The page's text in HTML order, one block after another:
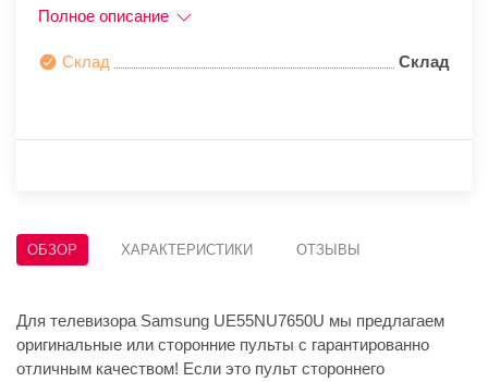
Полное описание
Склад Склад
ОБЗОР ХАРАКТЕРИСТИКИ ОТЗЫВЫ
Для телевизора Samsung UE55NU7650U мы предлагаем
оригинальные или сторонние пульты с гарантированно
отличным качеством! Если это пульт стороннего